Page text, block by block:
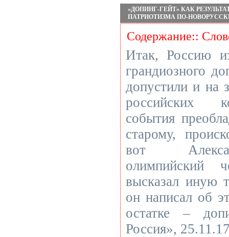
«ДОПИНГ-ГЕЙТ» КАК
ПАТРИОТИЗМА ПО-
Содержание::
Итак, Россию
грандиозного
допустили и
российских
события
старому,
вот
олимпийский
высказал иную
он написал об
остатке –
Россия»,